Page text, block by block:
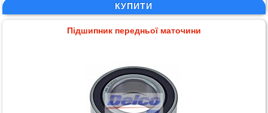
КУПИТИ
Підшипник передньої маточини